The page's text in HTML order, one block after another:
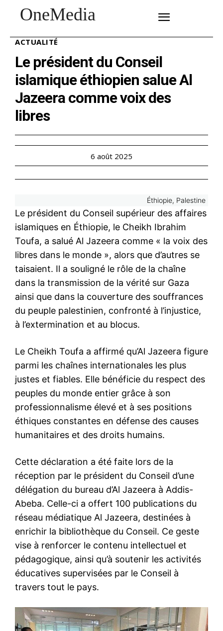
OneMedia
ACTUALITÉ
Le président du Conseil
islamique éthiopien salue Al
Jazeera comme voix des
libres
6 août 2025
Éthiopie, Palestine
Le président du Conseil supérieur des affaires
islamiques en Éthiopie, le Cheikh Ibrahim
Toufa, a salué Al Jazeera comme « la voix des
libres dans le monde », alors que d’autres se
taisaient. Il a souligné le rôle de la chaîne
dans la transmission de la vérité sur Gaza
ainsi que dans la couverture des souffrances
du peuple palestinien, confronté à l’injustice,
à l’extermination et au blocus.
Le Cheikh Toufa a affirmé qu’Al Jazeera figure
parmi les chaînes internationales les plus
justes et fiables. Elle bénéficie du respect des
peuples du monde entier grâce à son
professionnalisme élevé et à ses positions
éthiques constantes en défense des causes
humanitaires et des droits humains.
Cette déclaration a été faite lors de la
réception par le président du Conseil d’une
délégation du bureau d’Al Jazeera à Addis-
Abeba. Celle-ci a offert 100 publications du
réseau médiatique Al Jazeera, destinées à
enrichir la bibliothèque du Conseil. Ce geste
vise à renforcer le contenu intellectuel et
pédagogique, ainsi qu’à soutenir les activités
éducatives supervisées par le Conseil à
travers tout le pays.